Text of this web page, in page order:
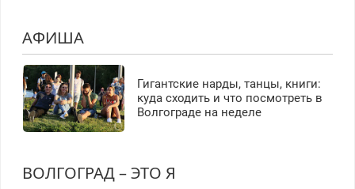
АФИША
Гигантские нарды, танцы, книги:
куда сходить и что посмотреть в
Волгограде на неделе
ВОЛГОГРАД – ЭТО Я